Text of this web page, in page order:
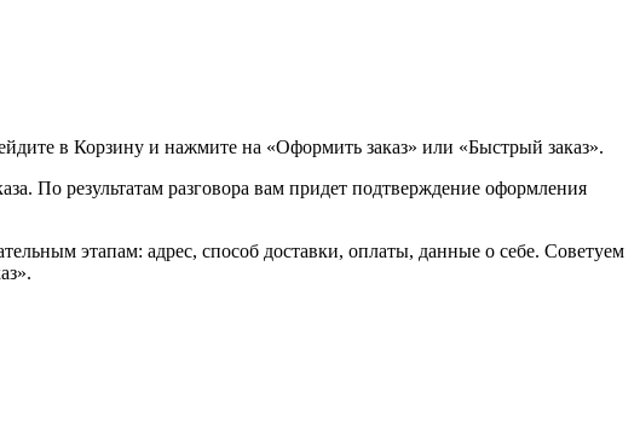
в Корзину и нажмите на «Оформить заказ» или «Быстрый заказ».
По результатам разговора вам придет подтверждение оформления
этапам: адрес, способ доставки, оплаты, данные о себе. Советуем